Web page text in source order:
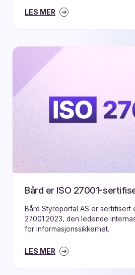
LES MER
Bård er ISO 27001-
Bård Styreportal AS er sertifisert
27001:2023, den ledende
for informasjonssikkerhet.
LES MER